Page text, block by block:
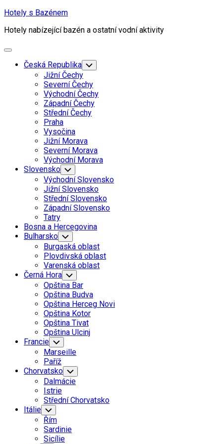
Skip
content
Hotely s Bazénem
Hotely nabízející bazén a ostatní vodní aktivity
Expand
Česká Republika Toggle
Child
Menu
Jižní Čechy
Severní Čechy
Východní Čechy
Západní Čechy
Střední Čechy
Praha
Vysočina
Jižní Morava
Severní Morava
Východní Morava
Slovensko Toggle
Child
Menu
Východní Slovensko
Jižní Slovensko
Střední Slovensko
Západní Slovensko
Tatry
Bosna a Hercegovina
Bulharsko Toggle
Child
Menu
Burgaská oblast
Plovdivská oblast
Varenská oblast
Černá Hora Toggle
Child
Menu
Opština Bar
Opština Budva
Opština Herceg Novi
Opština Kotor
Opština Tivat
Opština Ulcinj
Francie Toggle
Child
Menu
Marseille
Paříž
Chorvatsko Toggle
Child
Menu
Dalmácie
Istrie
Střední Chorvatsko
Itálie Toggle
Child
Menu
Řím
Sardinie
Sicílie